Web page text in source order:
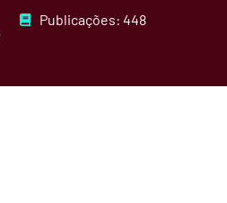
Publicações: 448